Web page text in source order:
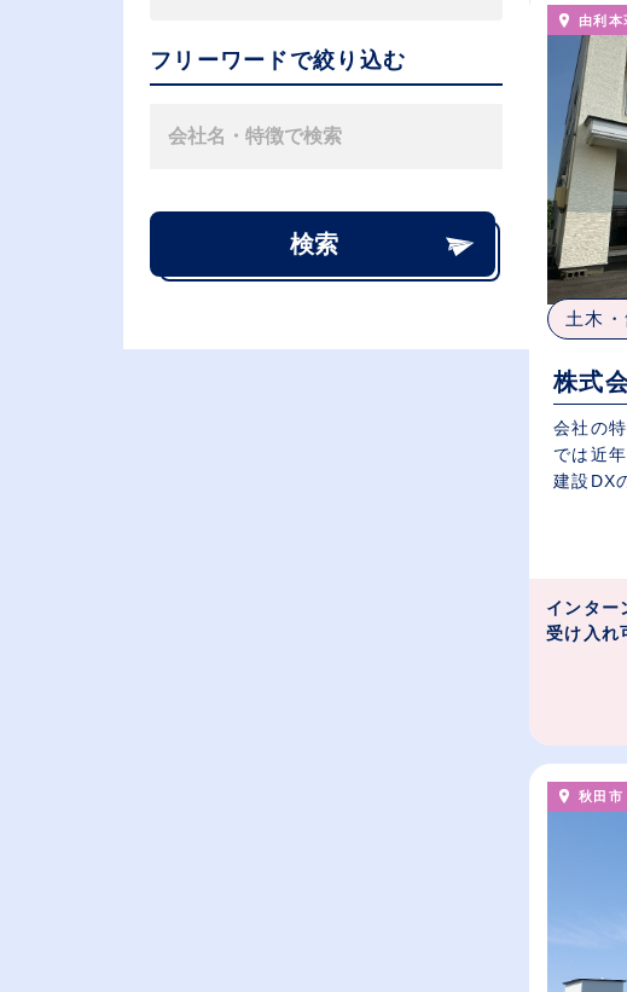
フリーワードで絞り込む
検索
由利本
土木
株式
会社の
では近
建設DX
インター
受け入れ
秋田市